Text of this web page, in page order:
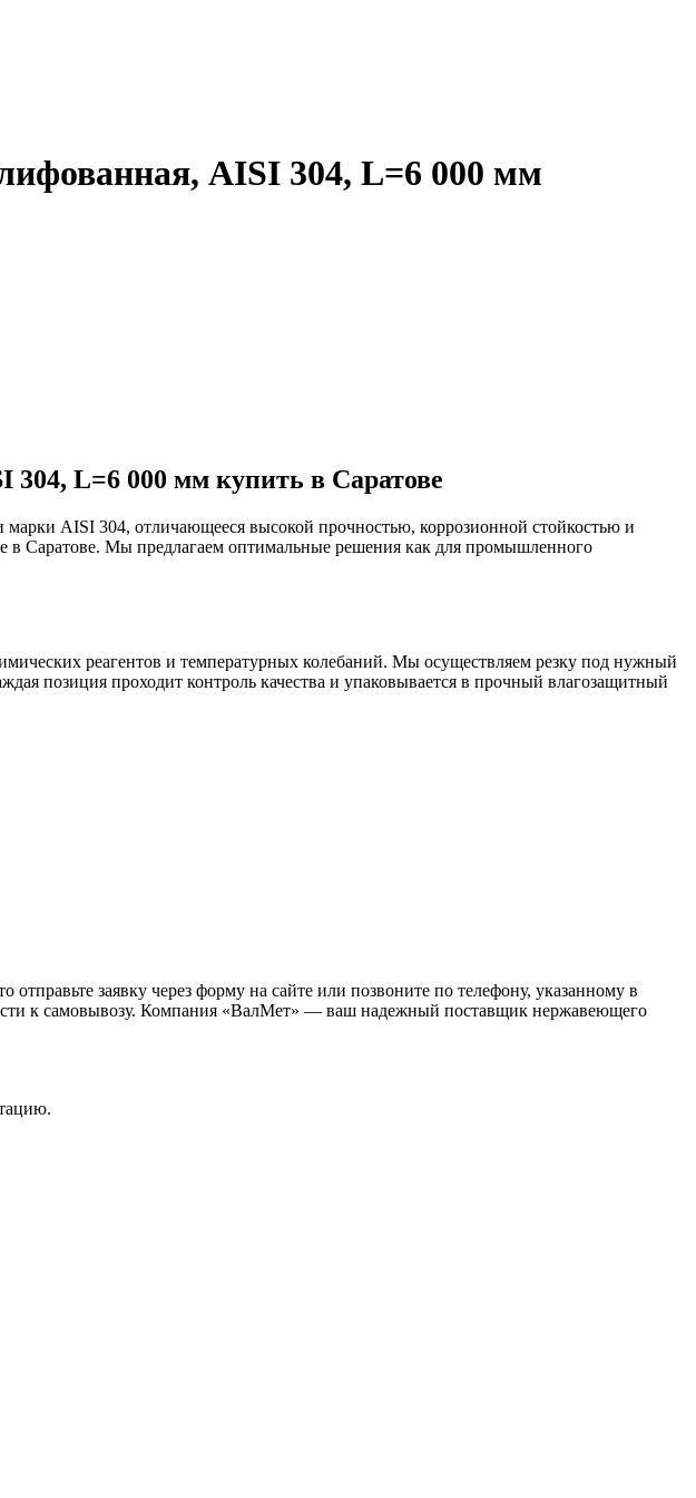
AISI 304, L=6 000 мм
L=6 000 мм купить в Саратове
AISI 304, отличающееся высокой прочностью, коррозионной стойкостью и
в Саратове. Мы предлагаем оптимальные решения как для промышленного
реагентов и температурных колебаний. Мы осуществляем резку под нужный
позиция проходит контроль качества и упаковывается в прочный влагозащитный
заявку через форму на сайте или позвоните по телефону, указанному в
к самовывозу. Компания «ВалМет» — ваш надежный поставщик нержавеющего